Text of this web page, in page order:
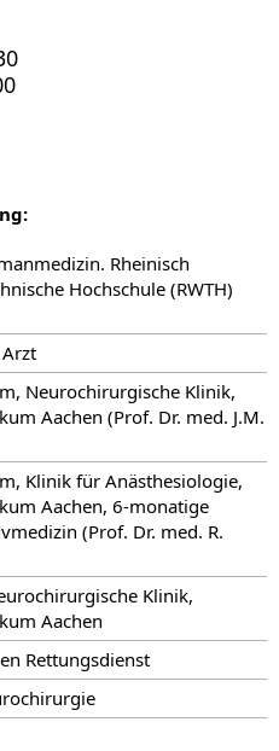
Rheinisch
Hochschule (RWTH)
Neurochirurgische Klinik,
Aachen (Prof. Dr. med. J.M.
Klinik für Anästhesiologie,
Aachen, 6-monatige
(Prof. Dr. med. R.
Klinik,
Aachen
Rettungsdienst